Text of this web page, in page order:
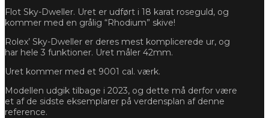
Flot Sky-Dweller. Uret er udført i 18 karat roseguld, og
kommer med en grålig “Rhodium” skive!
Rolex’ Sky-Dweller er deres mest komplicerede ur, og
har hele 3 funktioner. Uret måler 42mm.
Uret kommer med et 9001 cal. værk.
Modellen udgik tilbage i 2023, og dette må derfor være
et af de sidste eksemplarer på verdensplan af denne
reference.